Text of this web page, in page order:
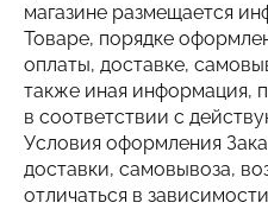
магазине размещается
Товаре, порядке
оплаты, доставке,
также иная информация,
в соответствии с
Условия оформления
доставки, самовывоза,
отличаться в